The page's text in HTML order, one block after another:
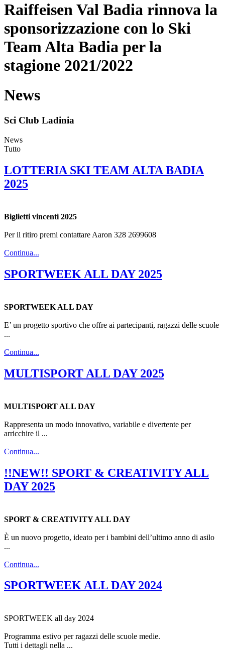
Raiffeisen Val Badia rinnova la
sponsorizzazione con lo Ski
Team Alta Badia per la
stagione 2021/2022
News
Sci Club Ladinia
News
Tutto
LOTTERIA SKI TEAM ALTA BADIA
2025
Biglietti vincenti 2025
Per il ritiro premi contattare Aaron 328 2699608
Continua...
SPORTWEEK ALL DAY 2025
SPORTWEEK ALL DAY
E’ un progetto sportivo che offre ai partecipanti, ragazzi delle scuole
...
Continua...
MULTISPORT ALL DAY 2025
MULTISPORT ALL DAY
Rappresenta un modo innovativo, variabile e divertente per
arricchire il ...
Continua...
!!NEW!! SPORT & CREATIVITY ALL
DAY 2025
SPORT & CREATIVITY ALL DAY
È un nuovo progetto, ideato per i bambini dell’ultimo anno di asilo
...
Continua...
SPORTWEEK ALL DAY 2024
SPORTWEEK all day 2024
Programma estivo per ragazzi delle scuole medie.
Tutti i dettagli nella ...